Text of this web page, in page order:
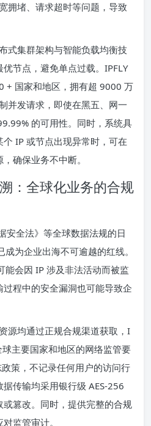
拥堵、请求超时等问题，导致
式集群架构与智能负载均衡技
节点，避免单点过载。IPFLY
+ 国家和地区，拥有超 9000 万
并发请求，即使在黑五、网一
的可用性。同时，系统具
IP 或节点出现异常时，可在
确保业务不中断。
：全球化业务的合规
安全法》等全球数据法规的日
为企业出海不可逾越的红线。
能会因 IP 涉及非法活动而被监
程中的安全漏洞也可能导致企
源均通过正规合规渠道获取，I
主要国家和地区的网络监管要
策，不记录任何用户的访问行
传输均采用银行级 AES-256
篡改。同时，提供完整的合规
监管审计。